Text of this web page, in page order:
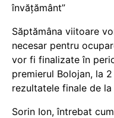
învățământ”
Săptămâna viitoare
necesar pentru
vor fi finalizate în
premierul Bolojan, la
rezultatele finale de
Sorin Ion, întrebat